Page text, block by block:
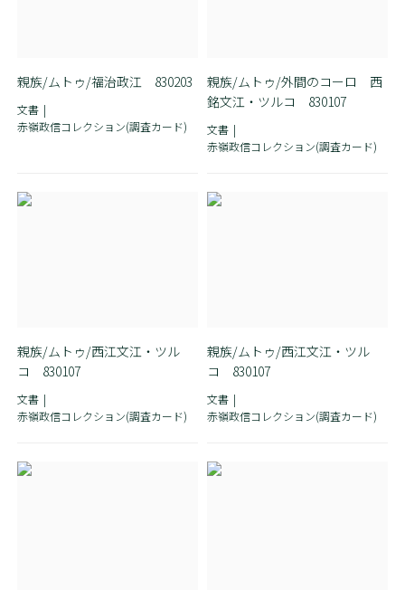
親族/ムトゥ/福治政江 830203
文書
赤嶺政信コレクション(調査カード)
親族/ムトゥ/外間のコーロ 西
銘文江・ツルコ 830107
文書
赤嶺政信コレクション(調査カード)
親族/ムトゥ/西江文江・ツル
コ 830107
文書
赤嶺政信コレクション(調査カード)
親族/ムトゥ/西江文江・ツル
コ 830107
文書
赤嶺政信コレクション(調査カード)